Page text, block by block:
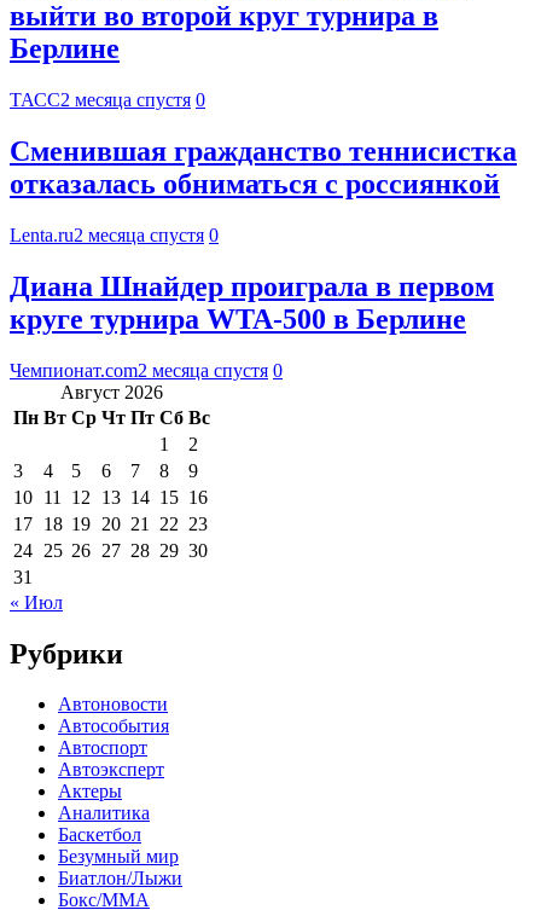
выйти во второй круг турнира в
Берлине
ТАСС2 месяца спустя 0
Сменившая гражданство теннисистка
отказалась обниматься с россиянкой
Lenta.ru2 месяца спустя 0
Диана Шнайдер проиграла в первом
круге турнира WTA-500 в Берлине
Чемпионат.com2 месяца спустя 0
Август 2026
Пн Вт Ср Чт Пт Сб Вс
1
2
3
4 5 6 7 8
9
10 11 12 13 14 15 16
17 18 19 20 21 22 23
24 25 26 27 28 29 30
31
« Июл
Рубрики
Автоновости
Автособытия
Автоспорт
Автоэксперт
Актеры
Аналитика
Баскетбол
Безумный мир
Биатлон/Лыжи
Бокс/MMA